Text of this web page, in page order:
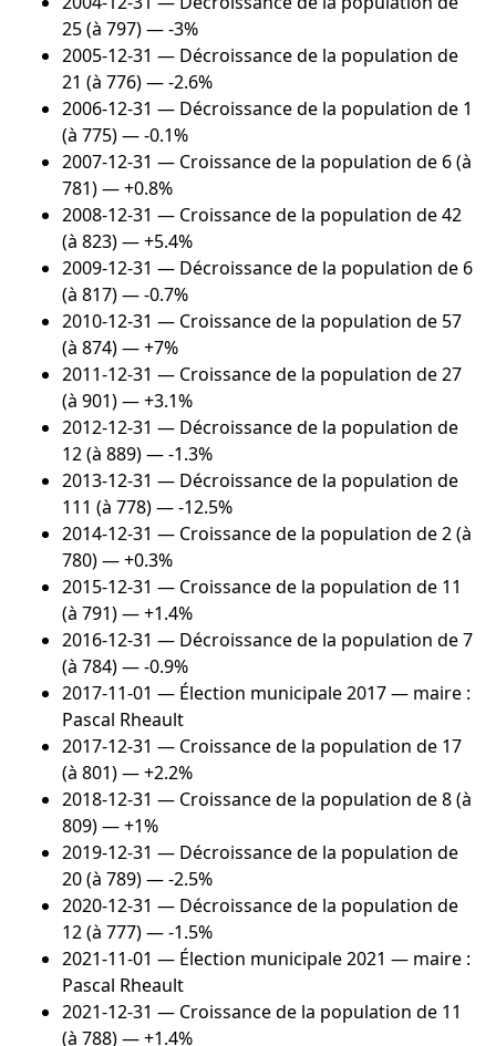
25 (à 797) — -3%
2005-12-31 — Décroissance de la population de
21 (à 776) — -2.6%
2006-12-31 — Décroissance de la population de 1
(à 775) — -0.1%
2007-12-31 — Croissance de la population de 6 (à
781) — +0.8%
2008-12-31 — Croissance de la population de 42
(à 823) — +5.4%
2009-12-31 — Décroissance de la population de 6
(à 817) — -0.7%
2010-12-31 — Croissance de la population de 57
(à 874) — +7%
2011-12-31 — Croissance de la population de 27
(à 901) — +3.1%
2012-12-31 — Décroissance de la population de
12 (à 889) — -1.3%
2013-12-31 — Décroissance de la population de
111 (à 778) — -12.5%
2014-12-31 — Croissance de la population de 2 (à
780) — +0.3%
2015-12-31 — Croissance de la population de 11
(à 791) — +1.4%
2016-12-31 — Décroissance de la population de 7
(à 784) — -0.9%
2017-11-01 — Élection municipale 2017 — maire :
Pascal Rheault
2017-12-31 — Croissance de la population de 17
(à 801) — +2.2%
2018-12-31 — Croissance de la population de 8 (à
809) — +1%
2019-12-31 — Décroissance de la population de
20 (à 789) — -2.5%
2020-12-31 — Décroissance de la population de
12 (à 777) — -1.5%
2021-11-01 — Élection municipale 2021 — maire :
Pascal Rheault
2021-12-31 — Croissance de la population de 11
(à 788) — +1.4%